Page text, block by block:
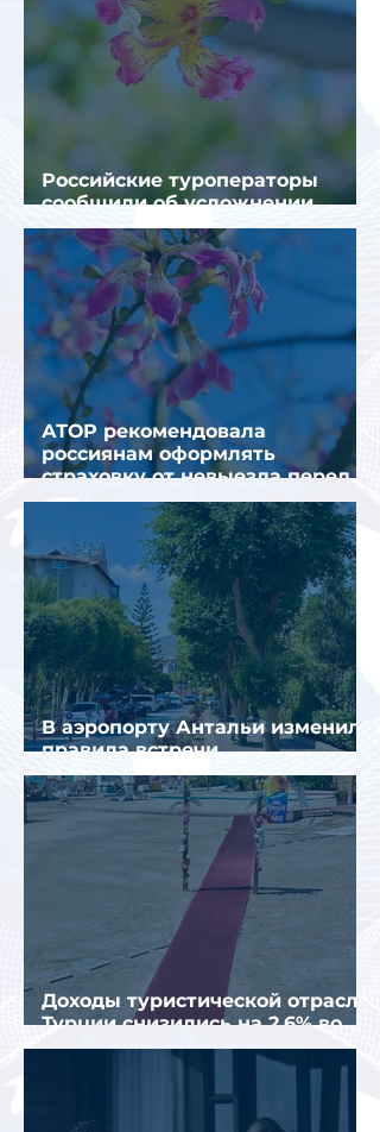
Российские туроператоры
сообщили об усложнении
получения виз в Грецию
АТОР рекомендовала
россиянам оформлять
страховку от невыезда перед
поездкой в Грецию
В аэропорту Антальи изменили
правила встречи
организованных туристов
Доходы туристической отрасли
Турции снизились на 2,6% во
втором квартале 2026 года